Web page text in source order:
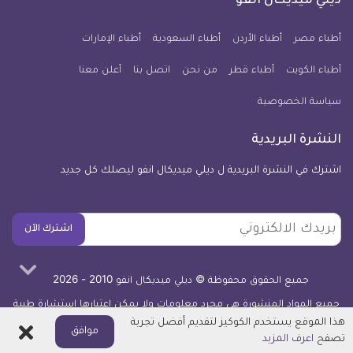
معلومة
للآيفون
أطباء مصر أطباء الأردن أطباء السعودية أطباء الإمارات
أطباء الكويت أطباء قطر من نحن اتصل بنا أعلن معنا
سياسة الخصوصية
النشرة البريدية
اشترك في النشرة البريدية ل ديلي ميديكال انفو ليصلك كل جديد
بريدك
الالكتروني
اشترك الآن
جميع الحقوق محفوظة © ديلي ميديكال انفو 2010 - 2026
جميع المواد المنشورة هي مجرد معلومات ولا يمكن اعتبارها استشارة طبية
أو توصية علاجية - اعرف المزيد
هذا الموقع يستخدم الكوكيز لتقديم أفضل تجربة
تصفح اعرف المزيد
موافق اغلاق